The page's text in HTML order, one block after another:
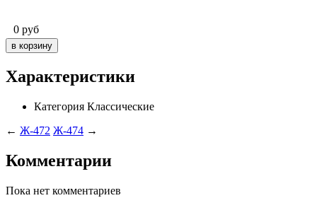
0 руб
Характеристики
Категория Классические
← Ж-472 Ж-474 →
Комментарии
Пока нет комментариев